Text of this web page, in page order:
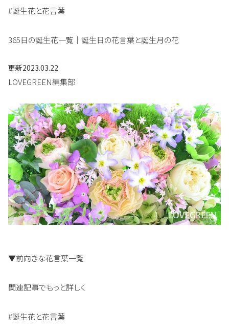
#誕生花と花言葉
365日の誕生花一覧｜誕生日の花言葉と誕生月の花
更新2023.03.22
LOVEGREEN編集部
▼前向きな花言葉一覧
関連記事でもっと詳しく
#誕生花と花言葉